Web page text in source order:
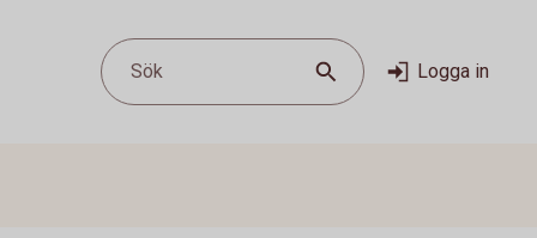
Sök Logga in